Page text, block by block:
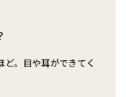
。目や耳ができてく